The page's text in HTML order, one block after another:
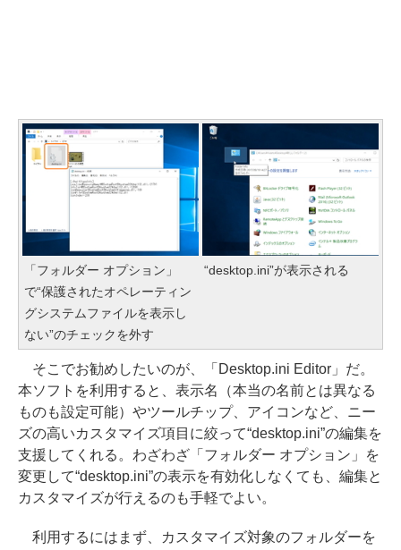
「フォルダー オプション」
で“保護されたオペレーティン
グシステムファイルを表示し
ない”のチェックを外す
“desktop.ini”が表示される
そこでお勧めしたいのが、「Desktop.ini Editor」だ。
本ソフトを利用すると、表示名（本当の名前とは異なる
ものも設定可能）やツールチップ、アイコンなど、ニー
ズの高いカスタマイズ項目に絞って“desktop.ini”の編集を
支援してくれる。わざわざ「フォルダー オプション」を
変更して“desktop.ini”の表示を有効化しなくても、編集と
カスタマイズが行えるのも手軽でよい。
利用するにはまず、カスタマイズ対象のフォルダーを